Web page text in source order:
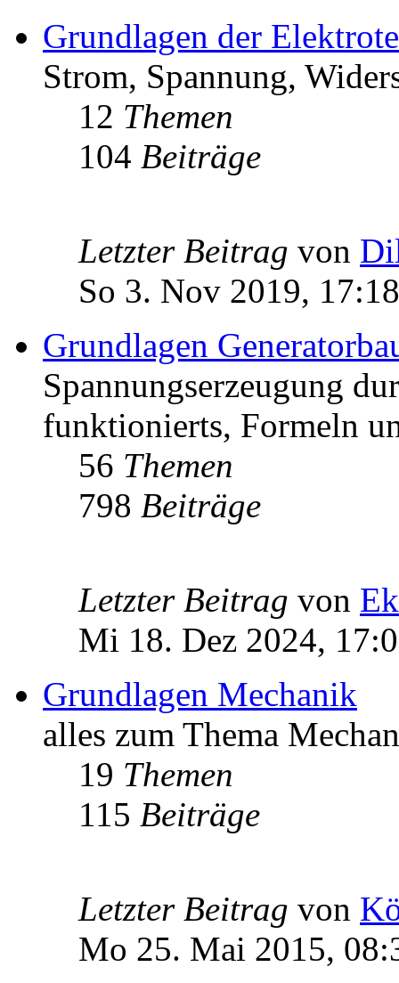
Grundlagen der
Strom, Spannung,
12 Themen
104 Beiträge
Letzter Beitrag von
So 3. Nov 2019, 17:18
Grundlagen
Spannungserzeugung
funktionierts, Formeln
56 Themen
798 Beiträge
Letzter Beitrag von
Mi 18. Dez 2024,
Grundlagen Mechanik
alles zum Thema
19 Themen
115 Beiträge
Letzter Beitrag von
Mo 25. Mai 2015,